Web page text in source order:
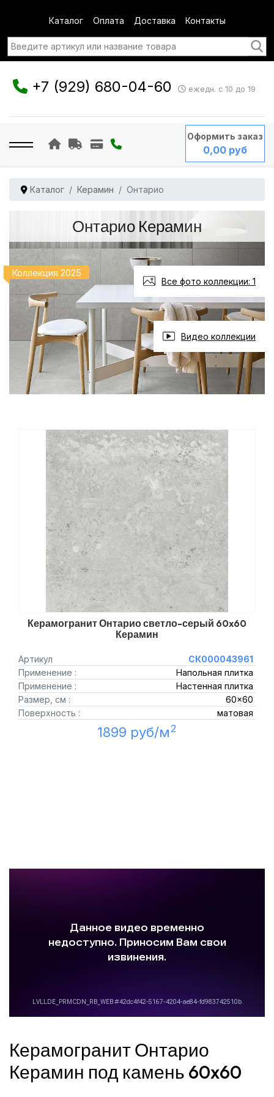
Каталог Оплата Доставка Контакты
+7 (929) 680-04-60 ежедн. с 10 до 19
Оформить заказ
0,00 руб
Каталог Керамин Онтарио
Коллекция 2025
Онтарио Керамин
Все фото коллекции: 1
Видео коллекции
Керамогранит Онтарио светло-серый 60x60
Керамин
Артикул
СК000043961
Применение :
Напольная плитка
Применение :
Настенная плитка
Размер, см :
60x60
Поверхность :
матовая
1899 руб/м2
Керамогранит Онтарио
Керамин под камень 60x60